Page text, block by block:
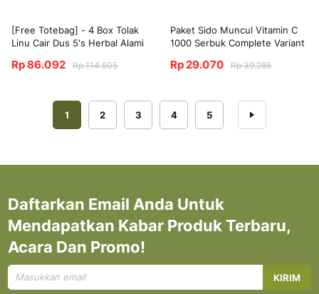
[Free Totebag] - 4 Box Tolak
Linu Cair Dus 5's Herbal Alami
Tolak Linu Cool 10 ml -
Rp 86.092 Rp 114.505
Paket Sido Muncul Vitamin C
1000 Serbuk Complete Variant
(Vitamin C1000 Serbuk Lemon
Rp 29.070 Rp 39.285
Halaman
Anda sedang membaca halaman
1 Halaman
2 Halaman
3 Halaman
4 Halaman
5
Daftarkan Email Anda Untuk
Mendapatkan Kabar Produk Terbaru,
Acara Dan Promo!
Mendaftar
untuk
KIRIM